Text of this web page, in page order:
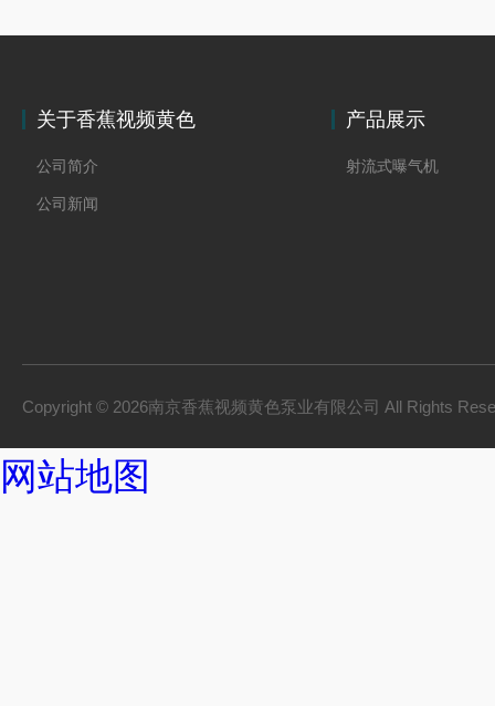
关于香蕉视频黄色
公司简介
公司新闻
产品展示
射流式曝气机
Copyright © 2026南京香蕉视频黄色泵业有限公司 All Rights
网站地图